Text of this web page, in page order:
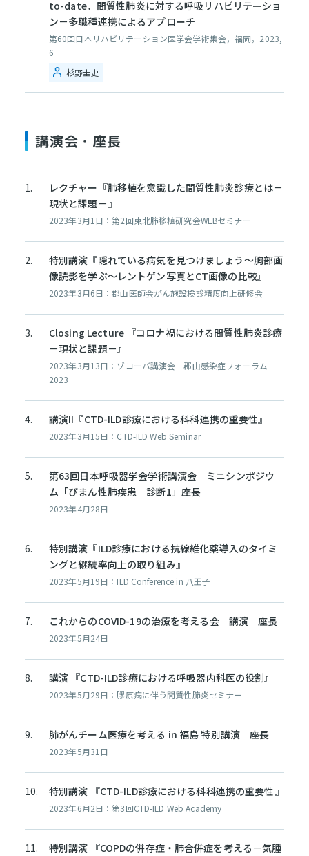
to-date．間質性肺炎に対する呼吸リハビリテーショ
ン－多職種連携によるアプローチ
第60回日本リハビリテーション医学会学術集会，福岡，2023,
6
杉野圭史
講演会・座長
レクチャー『肺移植を意識した間質性肺炎診療とは－
現状と課題－』
2023年3月1日：第2回東北肺移植研究会WEBセミナー
特別講演『隠れている病気を見つけましょう～胸部画
像読影を学ぶ～レントゲン写真とCT画像の比較』
2023年3月6日：郡山医師会がん施設検診精度向上研修会
Closing Lecture 『コロナ禍における間質性肺炎診療
－現状と課題－』
2023年3月13日：ゾコーバ講演会 郡山感染症フォーラム
2023
講演II『CTD-ILD診療における科科連携の重要性』
2023年3月15日：CTD-ILD Web Seminar
第63回日本呼吸器学会学術講演会 ミニシンポジウ
ム「びまん性肺疾患 診断1」座長
2023年4月28日
特別講演『ILD診療における抗線維化薬導入のタイミ
ングと継続率向上の取り組み』
2023年5月19日：ILD Conference in 八王子
これからのCOVID-19の治療を考える会 講演 座長
2023年5月24日
講演 『CTD-ILD診療における呼吸器内科医の役割』
2023年5月29日：膠原病に伴う間質性肺炎セミナー
肺がんチーム医療を考える in 福島 特別講演 座長
2023年5月31日
特別講演 『CTD-ILD診療における科科連携の重要性』
2023年6月2日：第3回CTD-ILD Web Academy
特別講演 『COPDの併存症・肺合併症を考える－気腫